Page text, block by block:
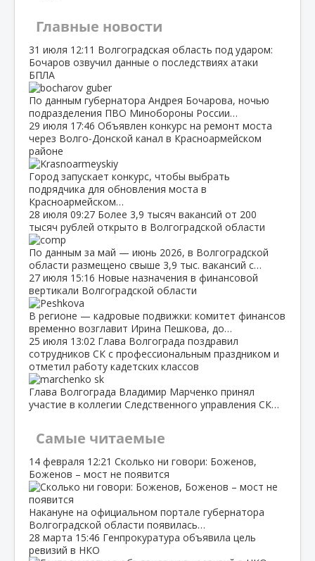
Главные новости
31 июля 12:11 Волгоградская область под ударом:
Бочаров озвучил данные о последствиях атаки
БПЛА
По данным губернатора Андрея Бочарова, ночью
подразделения ПВО Минобороны России…
29 июля 17:46 Объявлен конкурс на ремонт моста
через Волго‑Донской канал в Красноармейском
районе
Город запускает конкурс, чтобы выбрать
подрядчика для обновления моста в
Красноармейском…
28 июля 09:27 Более 3,9 тысяч вакансий от 200
тысяч рублей открыто в Волгоградской области
По данным за май — июнь 2026, в Волгоградской
области размещено свыше 3,9 тыс. вакансий с…
27 июля 15:16 Новые назначения в финансовой
вертикали Волгоградской области
В регионе — кадровые подвижки: комитет финансов
временно возглавит Ирина Пешкова, до…
25 июля 13:02 Глава Волгограда поздравил
сотрудников СК с профессиональным праздником и
отметил работу кадетских классов
Глава Волгограда Владимир Марченко принял
участие в коллегии Следственного управления СК…
Самые читаемые
14 февраля 12:21 Сколько ни говори: Боженов,
Боженов – мост не появится
Накануне на официальном портале губернатора
Волгоградской области появилась…
28 марта 15:46 Генпрокуратура объявила цель
ревизий в НКО